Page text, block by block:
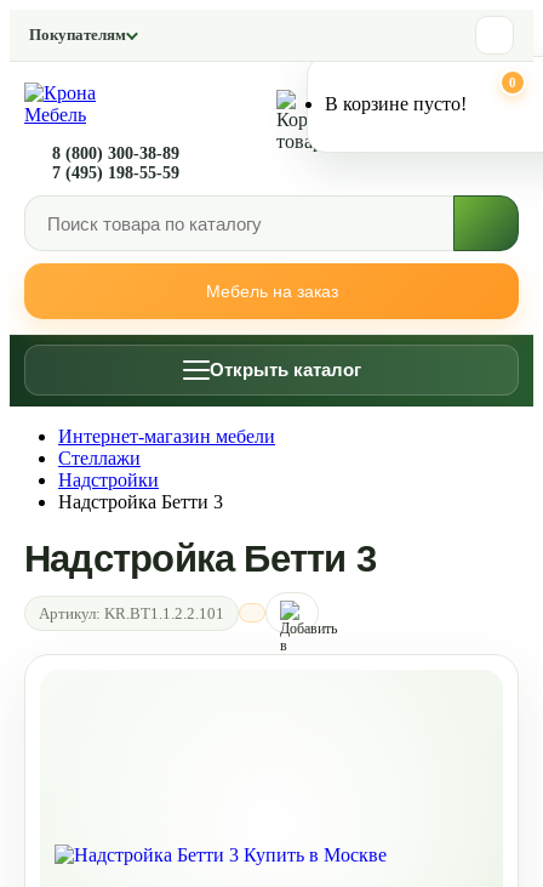
Покупателям
Мебель на заказ
8 (800) 300-38-89
7 (495) 198-55-59
0
В корзине пусто!
Открыть каталог
Интернет-магазин мебели
Стеллажи
Надстройки
Надстройка Бетти 3
Надстройка Бетти 3
Артикул: KR.BT1.1.2.2.101